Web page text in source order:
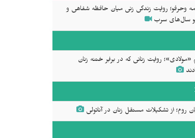
وحرفو؛ روایت زندگی زنی میان حافظه شفاهی و
سال‌های سرب
«مولادی»؛ روایت زنانی که در برابر ختنه زنان
روم؛ از تشکیلات مستقل زنان در آناتولی